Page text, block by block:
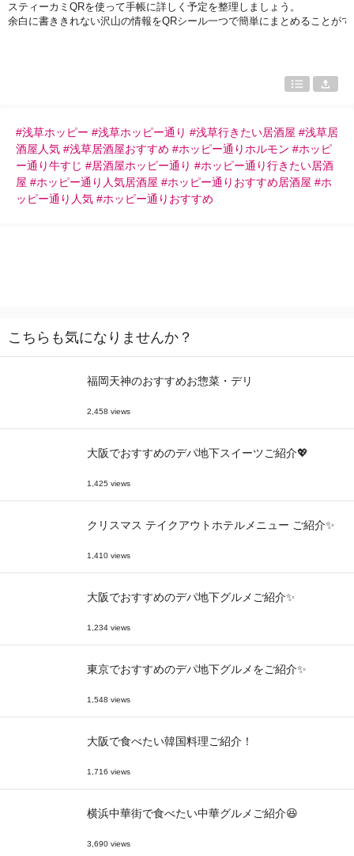
スティ ーカミ QRを使って手帳に詳しく予定を整理しましょう。
余白に書ききれない沢 山の情報をQRシール一つで簡単にまとめることが
#浅草ホッピー #浅草ホッピー通り #浅草行きたい居酒屋 #浅草居
酒屋人気 #浅草居酒屋おすすめ #ホッピー通りホルモン #ホッピ
ー通り牛すじ #居酒屋ホッピー通り #ホッピー通り行きたい居酒
屋 #ホッピー通り人気居酒屋 #ホッピー通りおすすめ居酒屋 #ホ
ッピー通り人気 #ホッピー通りおすすめ
こちらも気になりませんか？
福岡天神のおすすめお惣菜・デリ
2,458 views
大阪でおすすめのデパ地下スイーツご紹介💖
1,425 views
クリスマス テイクアウトホテルメニュー ご紹介✨
1,410 views
大阪でおすすめのデパ地下グルメご紹介✨
1,234 views
東京でおすすめのデパ地下グルメをご紹介✨
1,548 views
大阪で食べたい韓国料理ご紹介！
1,716 views
横浜中華街で食べたい中華グルメご紹介😆
3,690 views